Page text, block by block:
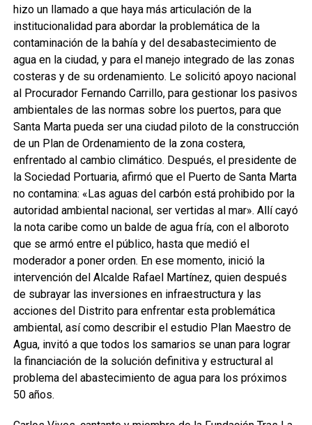
hizo un llamado a que haya más articulación de la
institucionalidad para abordar la problemática de la
contaminación de la bahía y del desabastecimiento de
agua en la ciudad, y para el manejo integrado de las zonas
costeras y de su ordenamiento. Le solicitó apoyo nacional
al Procurador Fernando Carrillo, para gestionar los pasivos
ambientales de las normas sobre los puertos, para que
Santa Marta pueda ser una ciudad piloto de la construcción
de un Plan de Ordenamiento de la zona costera,
enfrentado al cambio climático. Después, el presidente de
la Sociedad Portuaria, afirmó que el Puerto de Santa Marta
no contamina: «Las aguas del carbón está prohibido por la
autoridad ambiental nacional, ser vertidas al mar». Allí cayó
la nota caribe como un balde de agua fría, con el alboroto
que se armó entre el público, hasta que medió el
moderador a poner orden. En ese momento, inició la
intervención del Alcalde Rafael Martínez, quien después
de subrayar las inversiones en infraestructura y las
acciones del Distrito para enfrentar esta problemática
ambiental, así como describir el estudio Plan Maestro de
Agua, invitó a que todos los samarios se unan para lograr
la financiación de la solución definitiva y estructural al
problema del abastecimiento de agua para los próximos
50 años.